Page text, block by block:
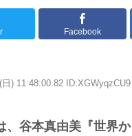
Facebook
日) 11:48:00.82 ID:XGWyqzCU9
谷本真由美『世界か